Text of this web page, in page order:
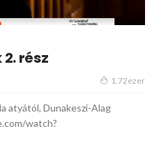
rész
1.72ezer
atyától, Dunakeszi-Alag
watch?